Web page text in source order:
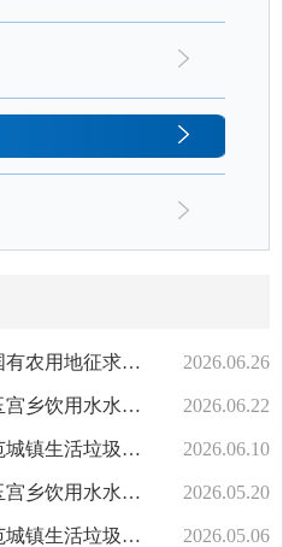
2026.06.26
关于乡镇申报村集体使用国有农用地征求意见的通知
2026.06.22
关于《撤销库尔勒市哈拉玉宫乡饮用水水源保护区技术论证报告（征求意见稿）》公开征求意见结果公示
2026.06.10
关于征求《关于进一步规范城镇生活垃圾处理费管理工作的通知（征求意见稿）》意见结果的公示
2026.05.20
关于《撤销库尔勒市哈拉玉宫乡饮用水水源保护区技术论证报告（征求意见稿）》公开征求意见
2026.05.06
关于征求《关于进一步规范城镇生活垃圾处理费管理工作的通知（征求意见稿）》意见建议的公告